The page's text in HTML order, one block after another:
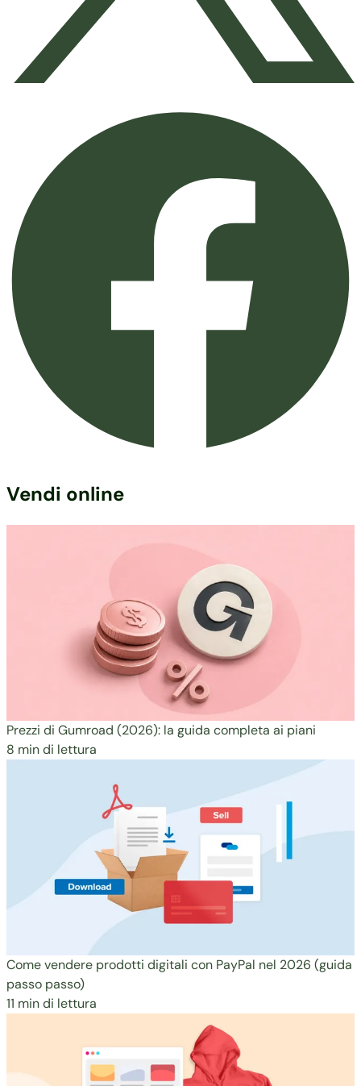
Vendi online
Prezzi di Gumroad (2026): la guida completa ai piani
8 min di lettura
Come vendere prodotti digitali con PayPal nel 2026 (guida
passo passo)
11 min di lettura